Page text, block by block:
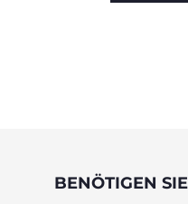
BENÖTIGEN